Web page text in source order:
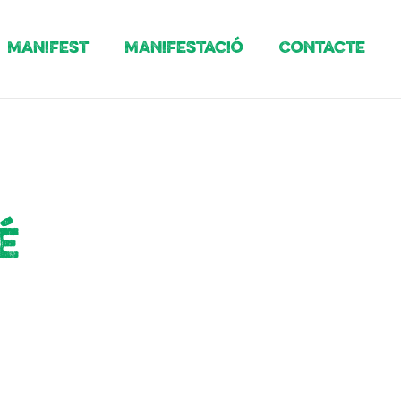
Manifest Manifestació Contacte